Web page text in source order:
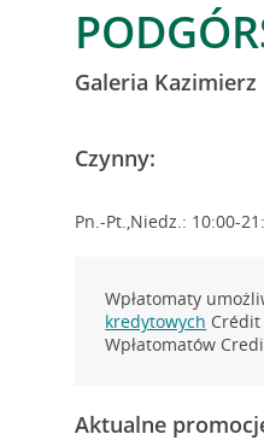
Galeria Kazimierz
Czynny:
Pn.-Pt.,Niedz.: 10:00-
Wpłatomaty
kredytowych
Wpłatomatów
Aktualne